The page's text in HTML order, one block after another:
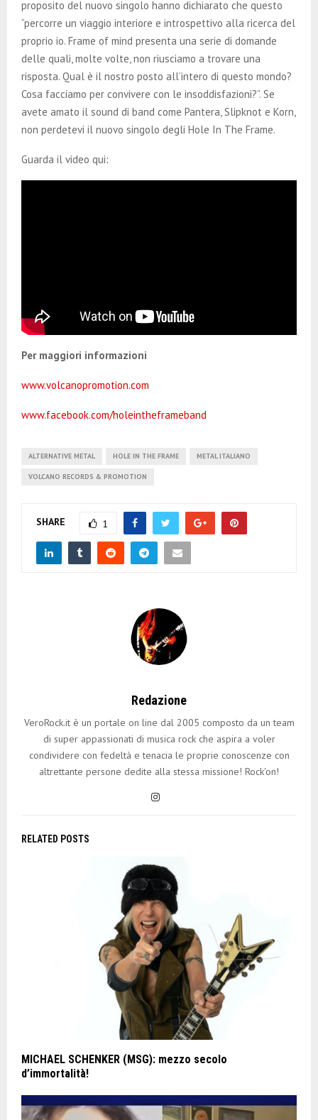
proposito del nuovo singolo hanno dichiarato che questo
“percorre un viaggio interiore e introspettivo alla ricerca del
proprio io. Frame of mind presenta una serie di domande
delle quali, molte volte, non riusciamo a trovare una
risposta. Qual è il nostro posto all’intero di questo mondo?
Cosa facciamo per convivere con le insoddisfazioni?”. Se
avete amato il sound di band come Pantera, Slipknot e Korn,
non perdetevi il nuovo singolo degli Hole In The Frame.
Guarda il video qui:
Per maggiori informazioni
www.volcanopromotion.com
www.facebook.com/holeintheframeband
ALTERNATIVE METAL HOLE IN THE FRAME METAL ITALIANO
VOLCANO RECORDS & PROMOTION
SHARE 1
Redazione
VeroRock.it è un portale on line dal 2005 composto da un team
di super appassionati di musica rock che aspira a voler
condividere con fedeltà e tenacia le proprie conoscenze con
altrettante persone dedite alla stessa missione! Rock'on!
RELATED POSTS
MICHAEL SCHENKER (MSG): mezzo secolo
d’immortalità!